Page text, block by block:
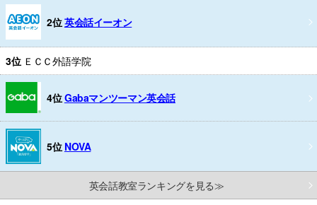
2位英会話イーオン
3位 ＥＣＣ外語学院
4位Gabaマンツーマン英会話
5位 NOVA
英会話教室ランキングを見る≫